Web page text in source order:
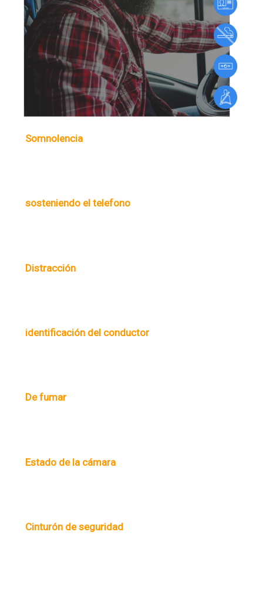
Somnolencia
sosteniendo el telefono
Distracción
identificación del conductor
De fumar
Estado de la cámara
Cinturón de seguridad